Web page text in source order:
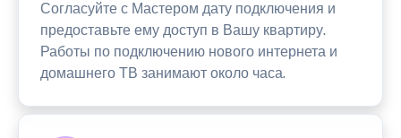
Согласуйте с Мастером дату подключения и
предоставьте ему доступ в Вашу квартиру.
Работы по подключению нового интернета и
домашнего ТВ занимают около часа.